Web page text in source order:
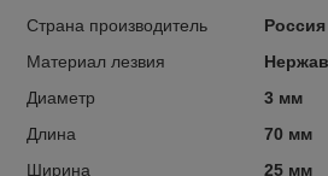
Страна производитель
Россия
Материал лезвия
Диаметр
3 мм
Длина
70 мм
Ширина
25 мм